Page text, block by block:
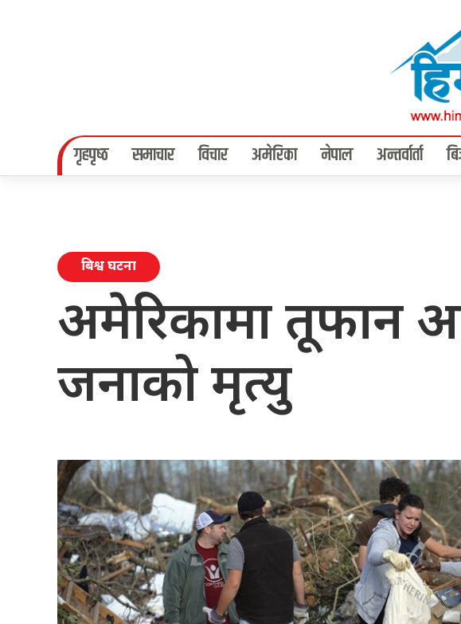
गृहपृष्‍ठ समाचार विचार अमेरिका नेपाल अन्तर्वार्ता
बिश्व घटना
अमेरिकामा तूफान
जनाको मृत्यु